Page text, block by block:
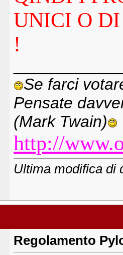
UNICI O DI
!
Se farci
Pensate
(Mark Twain)
http://
Ultima modifica di
Regolamento